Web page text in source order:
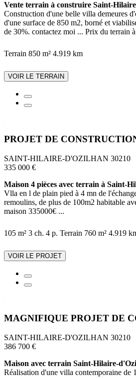
Vente terrain à construire Saint-
Construction d'une belle villa demeures
d'une surface de 850 m2, borné et
de 30%. contactez moi ... Prix du terrain
Terrain 850 m² 4.919 km
VOIR LE TERRAIN
PROJET DE
SAINT-HILAIRE-D'OZILHAN 30210
335 000 €
Maison 4 pièces avec terrain à Saint-
Vlla en l de plain pied à 4 mn de
remoulins, de plus de 100m2 habitable
maison 335000€ ...
105 m² 3 ch. 4 p. Terrain 760 m² 4.919
VOIR LE PROJET
MAGNIFIQUE PROJET DE
SAINT-HILAIRE-D'OZILHAN 30210
386 700 €
Maison avec terrain Saint-Hilaire-
Réalisation d'une villa contemporaine de